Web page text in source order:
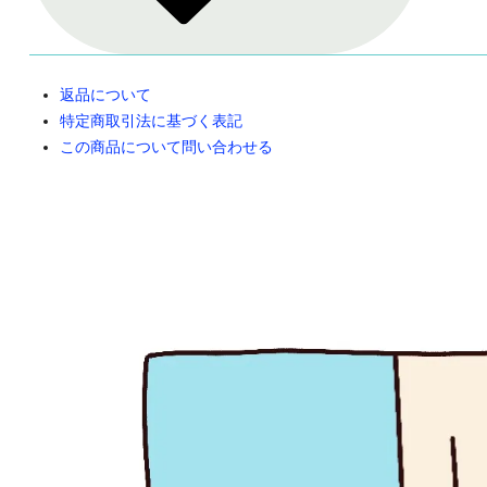
返品について
特定商取引法に基づく表記
この商品について問い合わせる